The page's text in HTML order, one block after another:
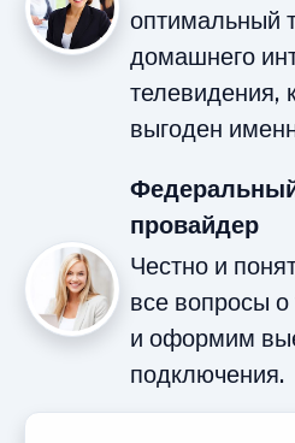
оптимальный
домашнего
телевидения,
выгоден
провайдер
Честно и
все вопросы
и оформим
подключения.